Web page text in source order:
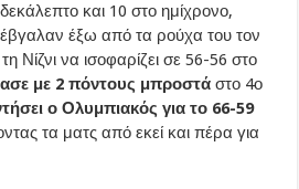
και 10 στο ημίχρονο,
έξω από τα ρούχα του τον
Νίζνι να ισοφαρίζει σε 56-56 στο
με 2 πόντους μπροστά στο 4ο
ο Ολυμπιακός για το 66-59
τα ματς από εκεί και πέρα για